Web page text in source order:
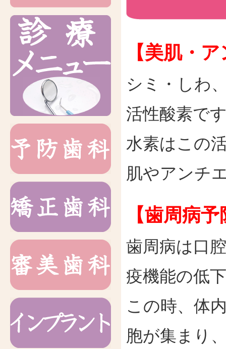
【美肌・
シミ・しわ
活性酸素で
水素はこの
肌やアンチ
【歯周病
歯周病は口
疫機能の低
この時、体
胞が集まり